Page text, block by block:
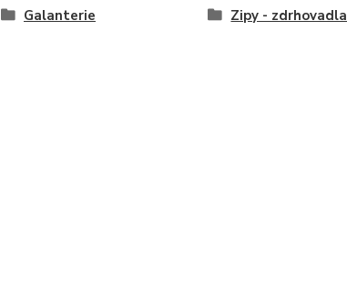
Galanterie Zipy - zdrhovadla